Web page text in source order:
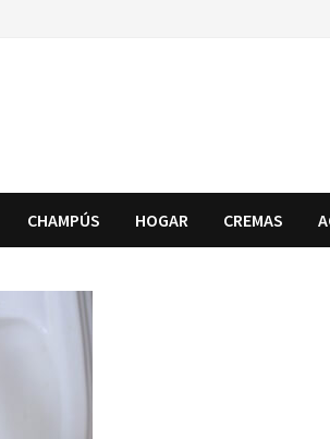
CHAMPÚS HOGAR CREMAS